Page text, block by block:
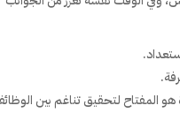
هو المفتاح لتحقيق تناغم بين